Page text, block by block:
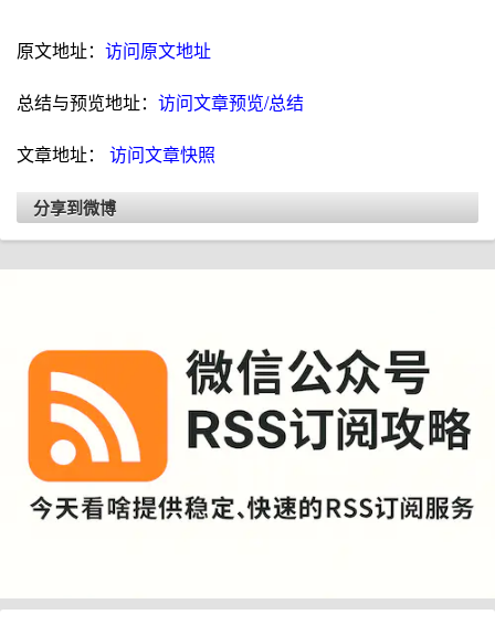
原文地址： 访问原文地址
总结与预览地址： 访问文章预览/总结
文章地址： 访问文章快照
分享到微博